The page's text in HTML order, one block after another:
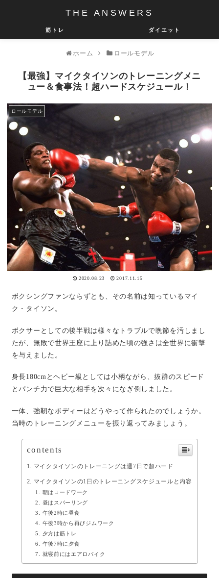
THE ANSWERS
筋トレ ダイエット
ホーム ロールモデル
【最強】マイクタイソンのトレーニングメニ
ュー＆食事法！超ハードスケジュール！
ロールモデル
2020.08.23 2017.11.15
ボクシングファンならずとも、その名前は知っているマイ
ク・タイソン。
ボクサーとしての後半戦は様々なトラブルで晩節を汚しまし
たが、無敗で世界王座に上り詰めた頃の強さは全世界に衝撃
を与えました。
身長180cm とヘビー級としては小柄ながら、抜群のスピード
とパンチ力で巨大な相手を次々になぎ倒しました。
一体、強靭なボディーはどうやって作られたのでしょうか。
当時のトレーニングメニューを振り返ってみましょう。
contents
マイクタイソンのトレーニングは週7日で超ハード
マイクタイソンの1日のトレーニングスケジュールと内容
朝はロードワーク
昼はスパーリング
午後2時に昼食
午後3時から再びジムワーク
夕方は筋トレ
午後7時に夕食
就寝前にはエアロバイク